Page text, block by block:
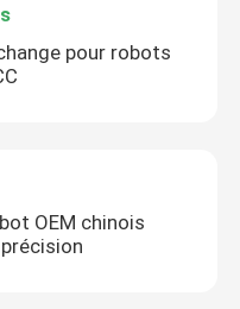
pour robots
OEM chinois
précision